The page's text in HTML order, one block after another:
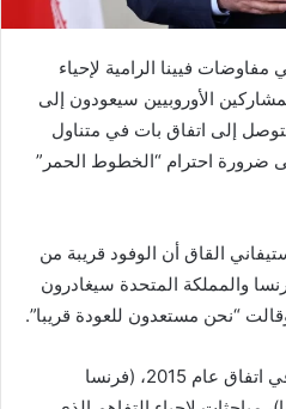
فيينا الرامية لإحياء
لعام 2015، أن المشاركين الأوروبيين سيعودون إلى
إلى اتفاق بات في متناول
احترام “الخطوط الحمر”
القاق أن الوفود قريبة من
والمملكة المتحدة سيغادرون
“نحن مستعدون للعودة قريبا”.
وتجري إيران والقوى المنضوية في اتفاق عام 2015، (فرنسا